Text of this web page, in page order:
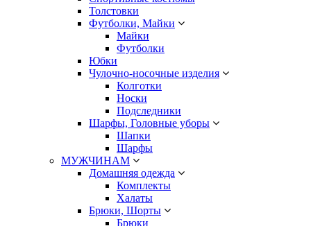
Толстовки
Футболки, Майки
Майки
Футболки
Юбки
Чулочно-носочные изделия
Колготки
Носки
Подследники
Шарфы, Головные уборы
Шапки
Шарфы
МУЖЧИНАМ
Домашняя одежда
Комплекты
Халаты
Брюки, Шорты
Брюки